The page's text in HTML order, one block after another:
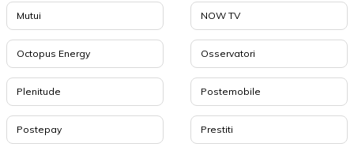
Mutui NOW TV
Octopus Energy Osservatori
Plenitude Postemobile
Postepay Prestiti